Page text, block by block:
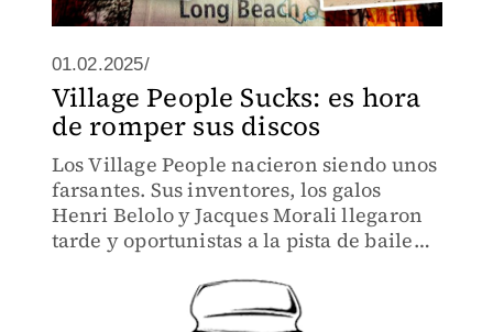
01.02.2025/
Village People Sucks: es hora
de romper sus discos
Los Village People nacieron siendo unos
farsantes. Sus inventores, los galos
Henri Belolo y Jacques Morali llegaron
tarde y oportunistas a la pista de baile